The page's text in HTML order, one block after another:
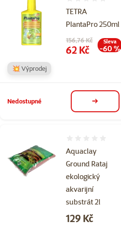
TETRA
PlantaPro 250ml
Původní cena
156,76 Kč
Cena
62 Kč
Sleva
-60 %
💥 Výprodej
Nedostupné detail
Aquaclay
Ground Rataj
ekologický
akvarijní
substrát 2l
Cena
129 Kč